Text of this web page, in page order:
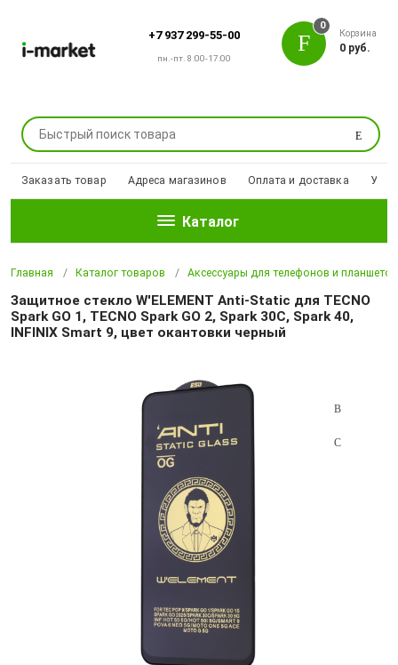
+7 937 299-55-00
пн.-пт. 8:00-17:00
Поиск
0
Корзина
0 руб.
Заказать товар Адреса магазинов Оплата и доставка
Каталог
Главная Каталог товаров Аксессуары для телефонов и планшетов
Защитное стекло W'ELEMENT Anti-Static для TECNO
Spark GO 1, TECNO Spark GO 2, Spark 30C, Spark 40,
INFINIX Smart 9, цвет окантовки черный